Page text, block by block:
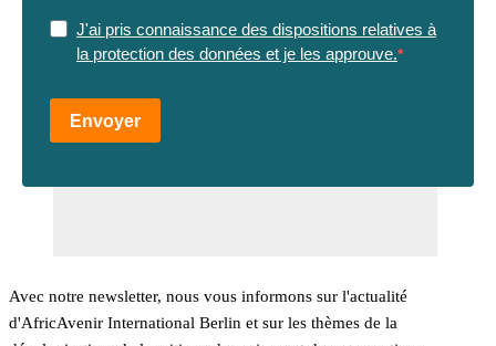
J'ai pris connaissance des dispositions relatives à
la protection des données et je les approuve.
Envoyer
Avec notre newsletter, nous vous informons sur l'actualité
d'AfricAvenir International Berlin et sur les thèmes de la